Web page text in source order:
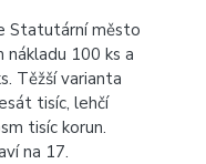
Statutární město
100 ks a
Těžší varianta
tisíc, lehčí
tisíc korun.
na 17.